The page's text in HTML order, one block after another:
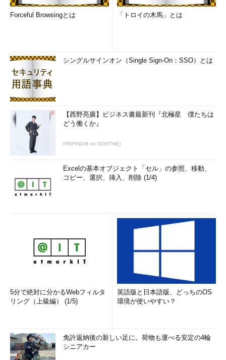
Forceful Browsingとは 「トロイの木馬」とは
シングルサインオン（Single Sign-On：SSO）とは
【西野亮廣】ビジネス書最新刊『北極星 僕たちは
どう働くか』
PR(FINCHI on GOETHE)
Excelの基本オブジェクト「セル」の参照、移動、
コピー、選択、挿入、削除 (1/4)
5分で絶対に分かるWebフィルタ
リング（上級編） (1/5)
英語版と日本語版、どっちのOS
環境が使いやすい？
免許返納後の新しい足に。荷物も運べる安定の4輪
シニアカー